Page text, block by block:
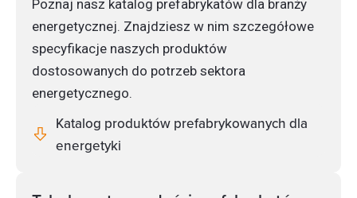
Poznaj nasz katalog prefabrykatów dla branży
energetycznej. Znajdziesz w nim szczegółowe
specyfikacje naszych produktów
dostosowanych do potrzeb sektora
energetycznego.
Katalog produktów prefabrykowanych dla
energetyki